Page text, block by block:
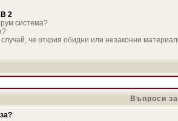
2
система?
че открия обидни или незаконни
Въпроси